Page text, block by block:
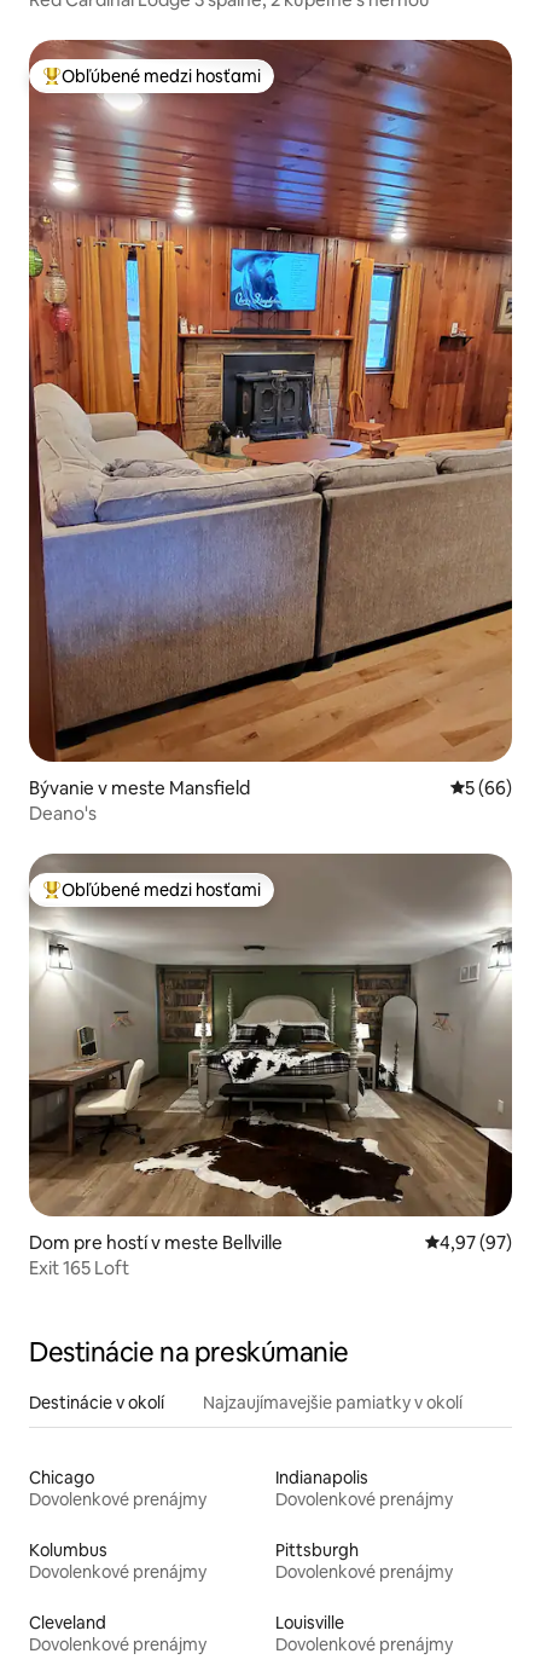
Najobľúbenejšie medzi hosťami
Obľúbené medzi hosťami
Bývanie v meste Mansfield
5 (66)
Deano's
Najobľúbenejšie medzi hosťami
Obľúbené medzi hosťami
Dom pre hostí v meste Bellville Priemerné
4,97 (97)
Exit 165 Loft
Destinácie na preskúmanie
Destinácie v okolí Najzaujímavejšie pamiatky v okolí
Chicago
Dovolenkové prenájmy
Indianapolis
Dovolenkové prenájmy
Kolumbus
Dovolenkové prenájmy
Pittsburgh
Dovolenkové prenájmy
Cleveland
Dovolenkové prenájmy
Louisville
Dovolenkové prenájmy